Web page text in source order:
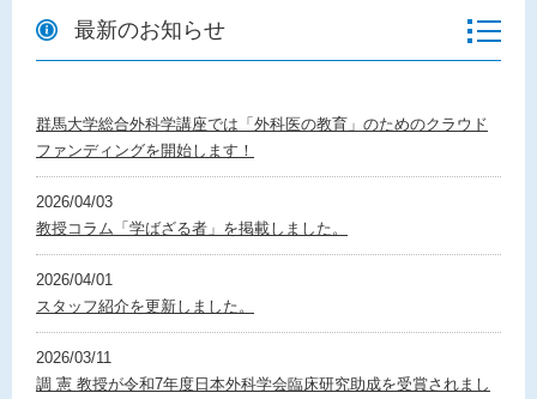
最新のお知らせ
群馬大学総合外科学講座では「外科医の教育」のためのクラウド
ファンディングを開始します！
2026/04/03
教授コラム「学ばざる者」を掲載しました。
2026/04/01
スタッフ紹介を更新しました。
2026/03/11
調 憲 教授が令和7年度日本外科学会臨床研究助成を受賞されまし